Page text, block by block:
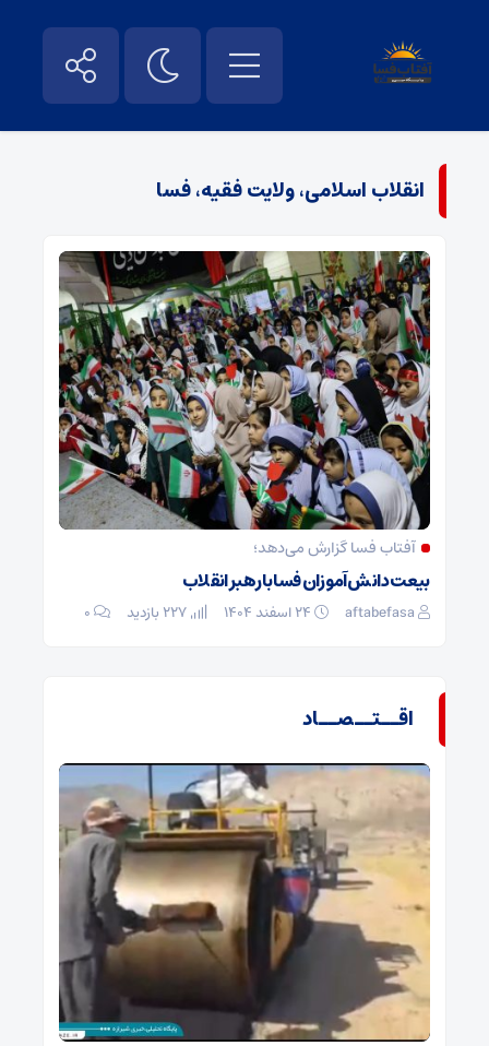
انقلاب اسلامی، ولایت فقیه، فسا
آفتاب فسا گزارش می‌دهد؛
بیعت دانش‌آموزان فسا با رهبر انقلاب
aftabefasa ۰
اقــتــصــاد